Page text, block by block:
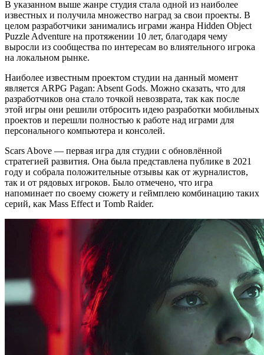
В указанном выше жанре студия стала одной из наиболее
известных и получила множество наград за свои проекты. В
целом разработчики занимались играми жанра Hidden Object
Puzzle Adventure на протяжении 10 лет, благодаря чему
выросли из сообщества по интересам во влиятельного игрока
на локальном рынке.
Наиболее известным проектом студии на данный момент
является ARPG Pagan: Absent Gods. Можно сказать, что для
разработчиков она стало точкой невозврата, так как после
этой игры они решили отбросить идею разработки мобильных
проектов и перешли полностью к работе над играми для
персонального компьютера и консолей.
Scars Above — первая игра для студии с обновлённой
стратегией развития. Она была представлена публике в 2021
году и собрала положительные отзывы как от журналистов,
так и от рядовых игроков. Было отмечено, что игра
напоминает по своему сюжету и геймплею комбинацию таких
серий, как Mass Effect и Tomb Raider.